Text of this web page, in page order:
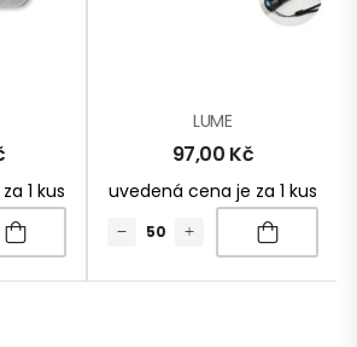
1 kus
LUME
97,00 Kč
uvedená cena je za 1 kus